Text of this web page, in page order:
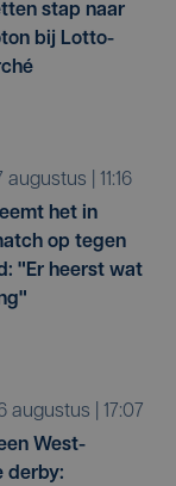
stap naar
bij Lotto-
augustus | 11:16
het in
op tegen
"Er heerst wat
6 augustus | 17:07
West-
derby: